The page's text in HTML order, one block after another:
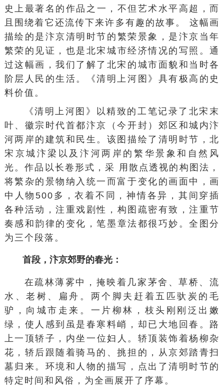
史上最著名的作品之一，不但艺术水平高超，而
且围绕着它还流传下来许多有趣的故事。 这幅画
描绘的是 汴京清明时节的繁荣景象，是汴京当年
繁荣的见证，也是北宋 城市经济情况的写照。通
过这幅画，我们了解了北宋的城市面貌和当时各
阶层人民的生活。《清明上河图》具有极高的史
料价值。
《清明上河图 》以精致的工笔记录了北宋末
叶、徽宗时代首都汴京（今 开封 ）郊区和城内汴
河两岸的建筑和民生。该图描绘了清明时节，北
宋京城 汴梁 以及汴河两岸的繁华景象和自然风
光。作品以长卷形式，采 用 散点透视的构图法，
将繁杂的景物纳入统一而富于变化的画面中，画
中人物500多，衣着不同，神情各异，其间穿插
各种活动，注重戏剧性 ，构图疏密有致，注重节
奏感和韵律的变化，笔墨章法都很巧妙。全图分
为三个段落。
首段，汴京郊野的春光：
在疏林薄雾中，掩映着几家茅舍、草桥 、流
水、老树、扁舟。两个脚夫赶着五匹驮炭的毛
驴，向城市走来。一片 柳林
，枝头刚刚泛出嫩
绿，使人感到虽是春寒料峭，却已大地回春。路
上一顶轿子 ，内坐一位妇人。 轿顶 装饰着杨柳杂
花，轿后跟随着骑马的、挑担的，从京郊踏青扫
墓归来。环境和人物的描写，点出了清明时节的
特定时间和风俗，为全画展开了序幕。